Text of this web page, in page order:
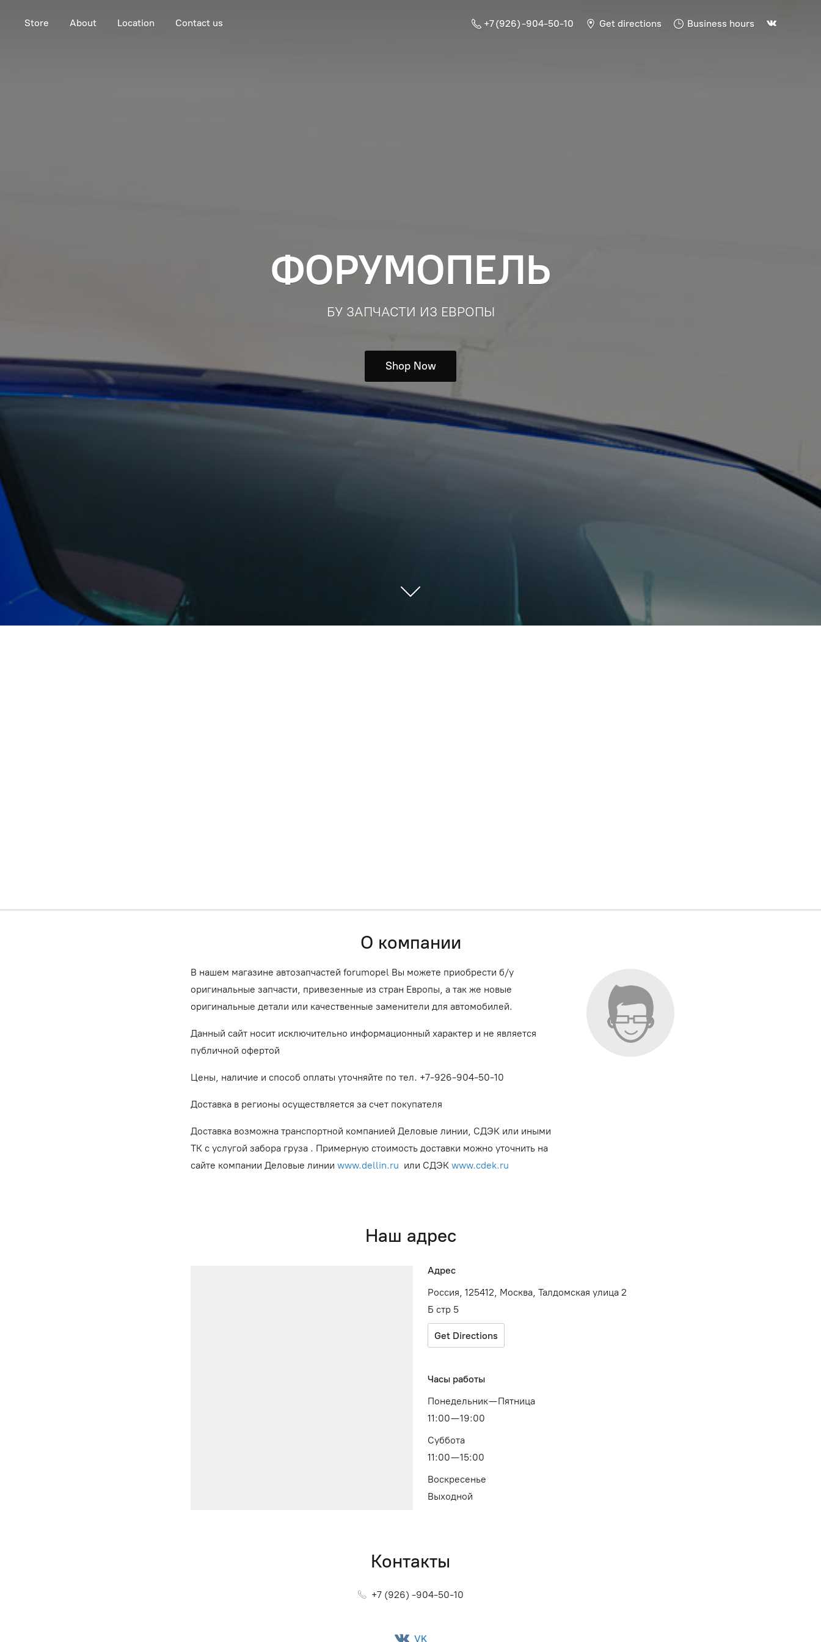
Store About Location Contact us +7 (926) -904-50-10 Get directions Business hours
ФОРУМОПЕЛЬ
БУ ЗАПЧАСТИ ИЗ ЕВРОПЫ
Shop Now
О компании
В нашем магазине автозапчастей forumopel Вы можете приобрести б/у
оригинальные запчасти, привезенные из стран Европы, а так же новые
оригинальные детали или качественные заменители для автомобилей.
Данный сайт носит исключительно информационный характер и не является
публичной офертой
Цены, наличие и способ оплаты уточняйте по тел. +7-926-904-50-10
Доставка в регионы осуществляется за счет покупателя
Доставка возможна транспортной компанией Деловые линии, СДЭК или иными
ТК с услугой забора груза . Примерную стоимость доставки можно уточнить на
сайте компании Деловые линии www.dellin.ru или СДЭК www.cdek.ru
Наш адрес
Адрес
Россия, 125412, Москва, Талдомская улица 2
Б стр 5
Get Directions
Часы работы
Понедельник — Пятница
11:00 — 19:00
Суббота
11:00 — 15:00
Воскресенье
Выходной
Контакты
+7 (926) -904-50-10
VK